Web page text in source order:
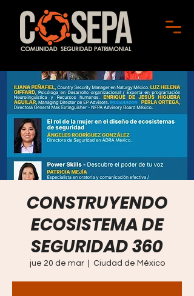
CONSTRUYENDO
ECOSISTEMA DE
SEGURIDAD 360
jue 20 de mar
  |
Ciudad de México